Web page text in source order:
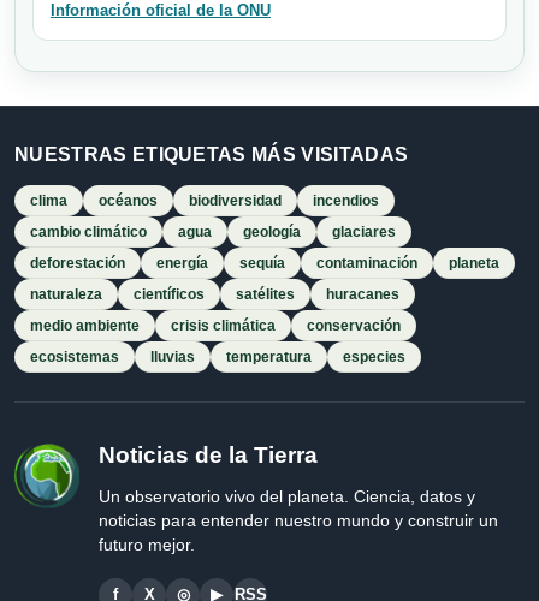
Información oficial de la ONU
NUESTRAS ETIQUETAS MÁS VISITADAS
clima océanos biodiversidad
incendios
cambio climático
agua geología
glaciares
deforestación
energía sequía contaminación
planeta
naturaleza
científicos satélites
huracanes
medio ambiente
crisis climática
conservación
ecosistemas
lluvias temperatura especies
Noticias de la Tierra
Un observatorio vivo del planeta. Ciencia, datos y
noticias para entender nuestro mundo y construir un
futuro mejor.
f X ◎ ▶ RSS